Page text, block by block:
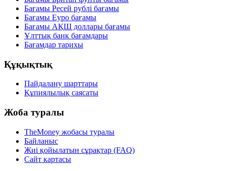
Бағамы Ресей рублі бағамы
Бағамы Еуро бағамы
Бағамы АҚШ доллары бағамы
Ұлттық банк бағамдары
Бағамдар тарихы
Құқықтық
Пайдалану шарттары
Құпиялылық саясаты
Жоба туралы
TheMoney жобасы туралы
Байланыс
Жиі қойылатын сұрақтар (FAQ)
Сайт картасы